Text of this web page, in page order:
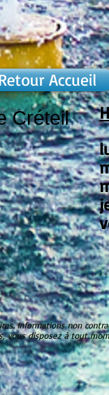
Accueil
Créteil
Informations non
disposez à tout